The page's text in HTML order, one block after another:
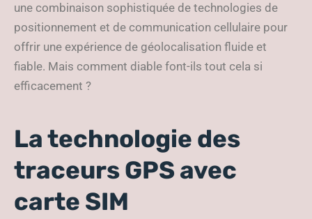
une combinaison sophistiquée de technologies de
positionnement et de communication cellulaire pour
offrir une expérience de géolocalisation fluide et
fiable. Mais comment diable font-ils tout cela si
efficacement ?
La technologie des
traceurs GPS avec
carte SIM